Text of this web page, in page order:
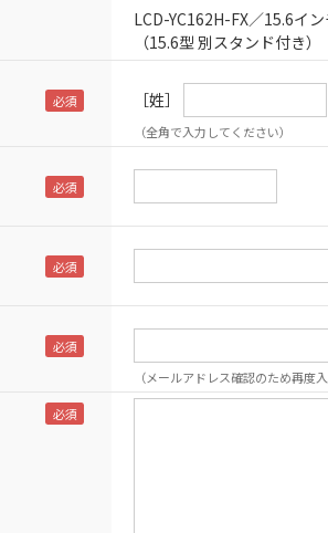
LCD-YC162H-FX／15.6イ
（15.6型 別スタンド付き）
［姓］
（全角で入力してください）
（メールアドレス確認のため再度